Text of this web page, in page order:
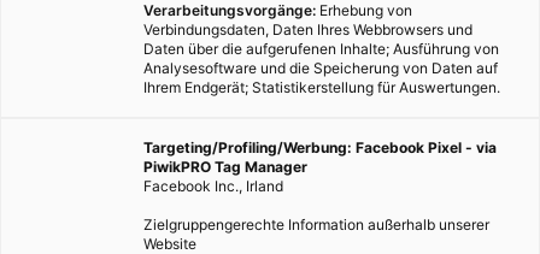
Verarbeitungsvorgänge: Erhebung von
Verbindungsdaten, Daten Ihres Webbrowsers und
Daten über die aufgerufenen Inhalte; Ausführung von
Analysesoftware und die Speicherung von Daten auf
Ihrem Endgerät; Statistikerstellung für Auswertungen.
Targeting/Profiling/Werbung: Facebook Pixel - via
PiwikPRO Tag Manager
Facebook Inc., Irland
Zielgruppengerechte Information außerhalb unserer
Website